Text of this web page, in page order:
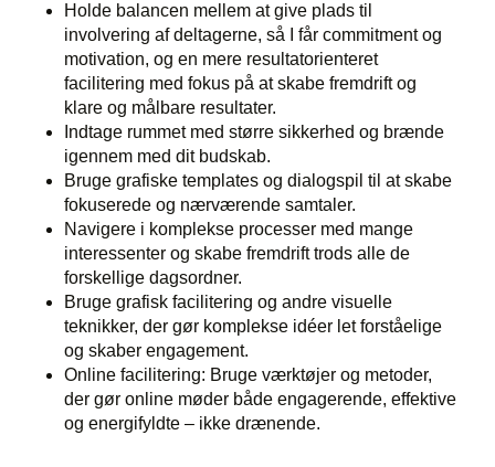
Holde balancen mellem at give plads til
involvering af deltagerne, så I får commitment og
motivation, og en mere resultatorienteret
facilitering med fokus på at skabe fremdrift og
klare og målbare resultater.
Indtage rummet med større sikkerhed og brænde
igennem med dit budskab.
Bruge grafiske templates og dialogspil til at skabe
fokuserede og nærværende samtaler.
Navigere i komplekse processer med mange
interessenter og skabe fremdrift trods alle de
forskellige dagsordner.
Bruge grafisk facilitering og andre visuelle
teknikker, der gør komplekse idéer let forståelige
og skaber engagement.
Online facilitering: Bruge værktøjer og metoder,
der gør online møder både engagerende, effektive
og energifyldte – ikke drænende.